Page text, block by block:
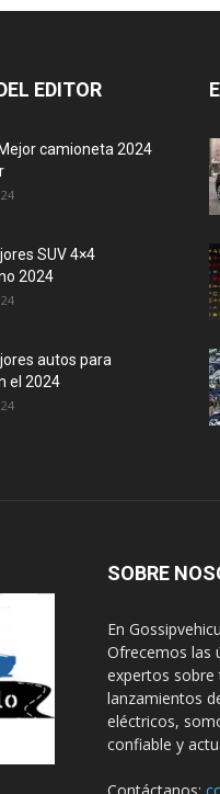
EDITOR
camioneta 2024
SUV 4×4
2024
autos para
el 2024
SOBRE
En
Ofrecemos las
expertos sobre
lanzamientos
eléctricos,
confiable y